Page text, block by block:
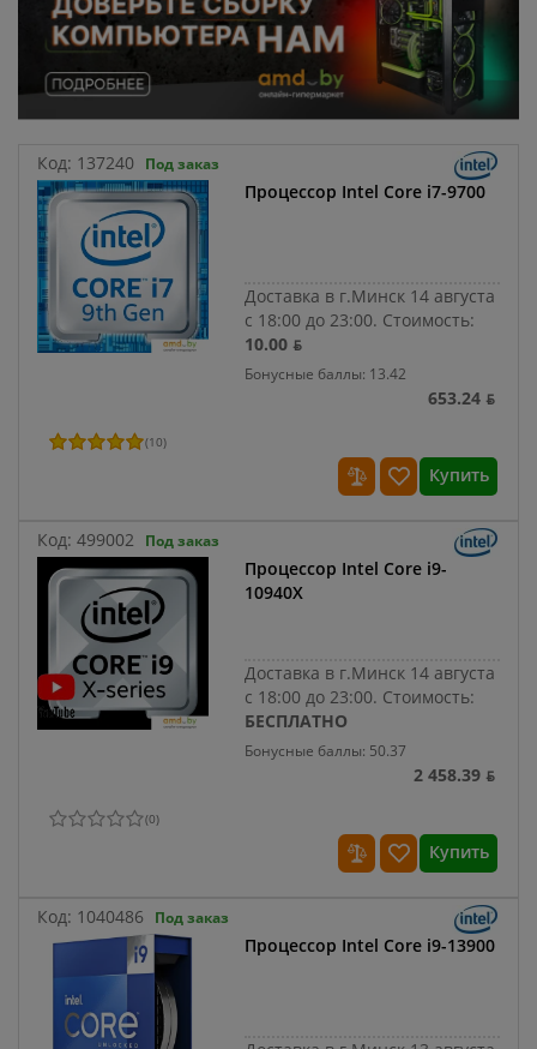
Код: 137240 Под заказ
Процессор Intel Core i7-9700
Доставка в г.Минск 14 августа
с 18:00 до 23:00. Стоимость:
10.00 ƃ
Бонусные баллы: 13.42
653.24 ƃ
(10)
Купить
Код: 499002 Под заказ
Процессор Intel Core i9-
10940X
Доставка в г.Минск 14 августа
с 18:00 до 23:00. Стоимость:
БЕСПЛАТНО
Бонусные баллы: 50.37
2 458.39 ƃ
(0)
Купить
Код: 1040486 Под заказ
Процессор Intel Core i9-13900